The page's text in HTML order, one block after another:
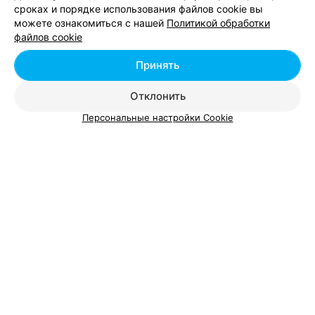
Добавить компанию
Добавить специалиста
сроках и порядке использования файлов cookie вы
можете ознакомиться с нашей Политикой обработки
файлов cookie
Отклонить
Принять
Персональные настройки Cookie